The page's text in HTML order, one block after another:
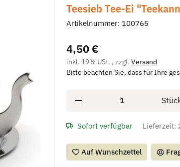
Teesieb Tee-Ei
Artikelnummer: 100765
4,50 €
inkl. 19% USt. , zzgl.Versand
Bitte beachten Sie, dass für Ihre
Sofort verfügbar Lieferzeit:
Auf Wunschzettel